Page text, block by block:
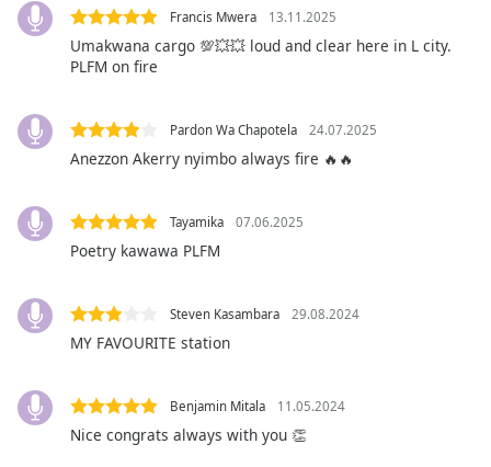
selected
settings,
opens
dialog
subtitles
selected
Picture-
in-
Francis Mwera 13.11.2025
Umakwana cargo 💯💥💥 loud and clear here in L city.
PLFM on fire
Pardon Wa Chapotela 24.07.2025
Anezzon Akerry nyimbo always fire 🔥🔥
Tayamika 07.06.2025
Poetry kawawa PLFM
Steven Kasambara 29.08.2024
MY FAVOURITE station
Benjamin Mitala 11.05.2024
Nice congrats always with you 👏